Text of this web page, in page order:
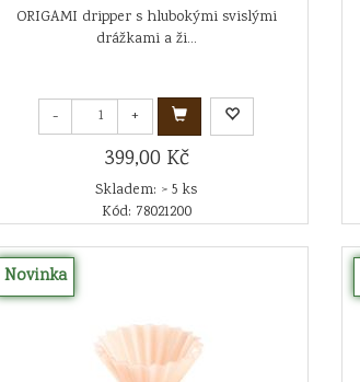
ORIGAMI dripper s hlubokými svislými
drážkami a ži...
- +
399,00 Kč
Skladem: > 5 ks
Kód: 78021200
Novinka